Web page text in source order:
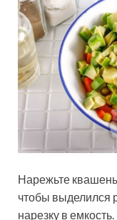
Нарежьте
чтобы выделился
нарезку в емкость.